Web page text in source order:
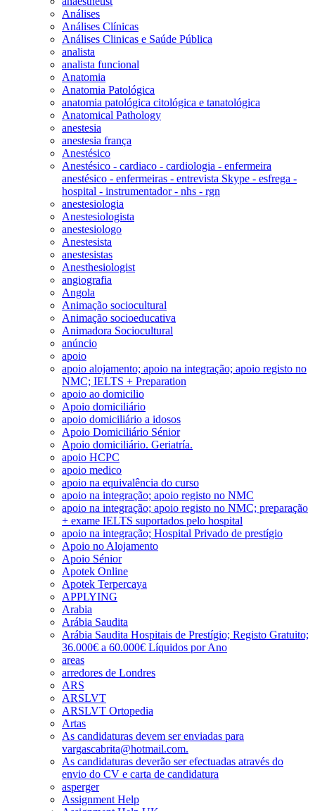
Análises
Análises Clínicas
Análises Clinicas e Saúde Pública
analista
analista funcional
Anatomia
Anatomia Patológica
anatomia patológica citológica e tanatológica
Anatomical Pathology
anestesia
anestesia frança
Anestésico
Anestésico - cardiaco - cardiologia - enfermeira
anestésico - enfermeiras - entrevista Skype - esfrega -
hospital - instrumentador - nhs - rgn
anestesiologia
Anestesiologista
anestesiologo
Anestesista
anestesistas
Anesthesiologist
angiografia
Angola
Animação sociocultural
Animação socioeducativa
Animadora Sociocultural
anúncio
apoio
apoio alojamento; apoio na integração; apoio registo no
NMC; IELTS + Preparation
apoio ao domicilio
Apoio domiciliário
apoio domiciliário a idosos
Apoio Domiciliário Sénior
Apoio domiciliário. Geriatría.
apoio HCPC
apoio medico
apoio na equivalência do curso
apoio na integração; apoio registo no NMC
apoio na integração; apoio registo no NMC; preparação
+ exame IELTS suportados pelo hospital
apoio na integração; Hospital Privado de prestígio
Apoio no Alojamento
Apoio Sénior
Apotek Online
Apotek Terpercaya
APPLYING
Arabia
Arábia Saudita
Arábia Saudita Hospitais de Prestígio; Registo Gratuito;
36.000€ a 60.000€ Líquidos por Ano
areas
arredores de Londres
ARS
ARSLVT
ARSLVT Ortopedia
Artas
As candidaturas devem ser enviadas para
vargascabrita@hotmail.com.
As candidaturas deverão ser efectuadas através do
envio do CV e carta de candidatura
asperger
Assignment Help